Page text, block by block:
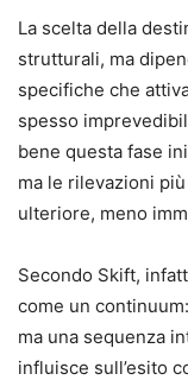
La scelta della
strutturali, ma
specifiche che
spesso
bene questa fase
ma le rilevazioni
ulteriore, meno
Secondo Skift,
come un
ma una sequenza
influisce sull’esito